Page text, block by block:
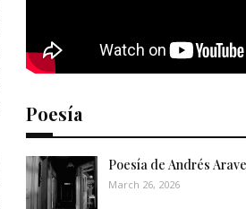
Poesía
Poesía de Andrés
March 26, 2026